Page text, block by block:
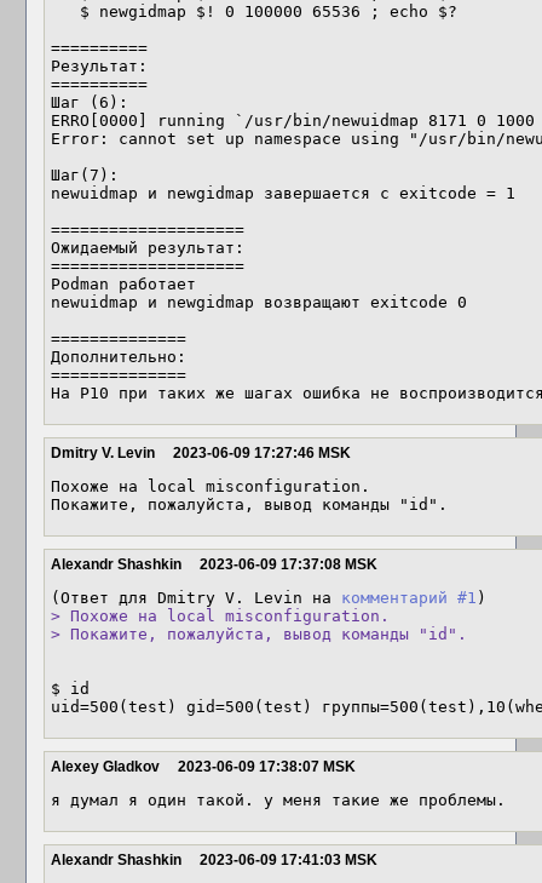
==========
Результат:
==========
Шаг (6):
ERRO[0000] running `/usr/bin/newuidmap 8171 0
Error: cannot set up namespace using "/usr/bin/
Шаг(7):
newuidmap и newgidmap завершается с exitcode = 1
====================
Ожидаемый результат:
====================
Podman работает
newuidmap и newgidmap возвращают exitcode 0
==============
Дополнительно:
==============
На P10 при таких же шагах ошибка не
Dmitry V. Levin 2023-06-09 17:27:46 MSK
Похоже на local misconfiguration.
Покажите, пожалуйста, вывод команды "id".
Alexandr Shashkin 2023-06-09 17:37:08 MSK
(Ответ для Dmitry V. Levin на комментарий #1
> Похоже на local misconfiguration.
> Покажите, пожалуйста, вывод команды "id".
$ id
uid=500(test) gid=500(test)
Alexey Gladkov 2023-06-09 17:38:07 MSK
я думал я один такой. у меня такие же проблемы.
Alexandr Shashkin 2023-06-09 17:41:03 MSK